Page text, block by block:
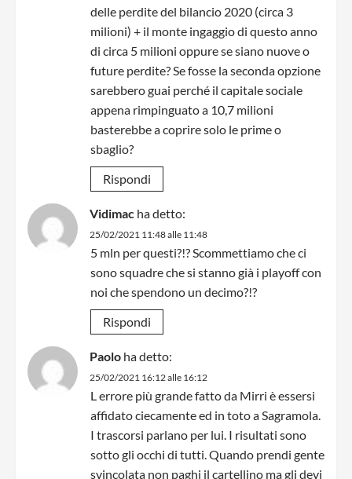
delle perdite del bilancio 2020 (circa 3
milioni) + il monte ingaggio di questo anno
di circa 5 milioni oppure se siano nuove o
future perdite? Se fosse la seconda opzione
sarebbero guai perché il capitale sociale
appena rimpinguato a 10,7 milioni
basterebbe a coprire solo le prime o
sbaglio?
Rispondi
Vidimac ha detto:
25/02/2021 11:48 alle 11:48
5 mln per questi?!? Scommettiamo che ci
sono squadre che si stanno già i playoff con
noi che spendono un decimo?!?
Rispondi
Paolo ha detto:
25/02/2021 16:12 alle 16:12
L errore più grande fatto da Mirri è essersi
affidato ciecamente ed in toto a Sagramola.
I trascorsi parlano per lui. I risultati sono
sotto gli occhi di tutti. Quando prendi gente
svincolata non paghi il cartellino ma gli devi